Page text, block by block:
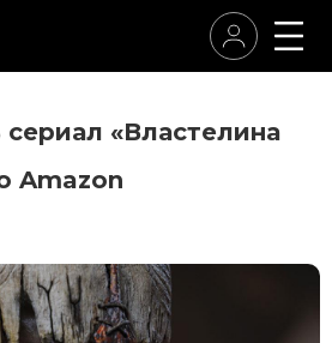
сериал «Властелина
Amazon